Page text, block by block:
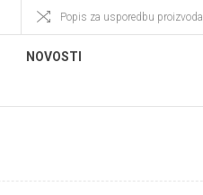
Popis za usporedbu proizvoda
NOVOSTI